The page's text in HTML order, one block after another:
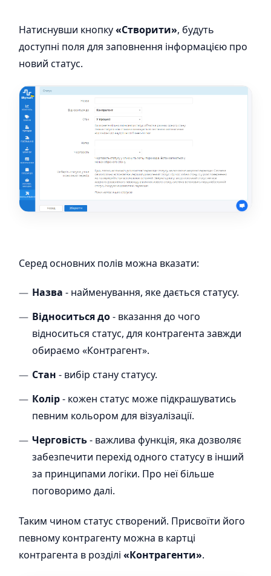
Натиснувши кнопку«Створити», будуть
доступні поля для заповнення інформацією про
новий статус.
Серед основних полів можна вказати:
Назва - найменування, яке дається статусу.
Відноситься до- вказання до чого
відноситься статус, для контрагента завжди
обираємо «Контрагент».
Стан - вибір стану статусу.
Колір- кожен статус може підкрашуватись
певним кольором для візуалізації.
Черговість- важлива функція, яка дозволяє
забезпечити перехід одного статусу в інший
за принципами логіки. Про неї більше
поговоримо далі.
Таким чином статус створений. Присвоїти його
певному контрагенту можна в картці
контрагента в розділі «Контрагенти».